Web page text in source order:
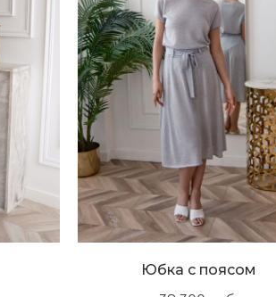
Юбка с поясом